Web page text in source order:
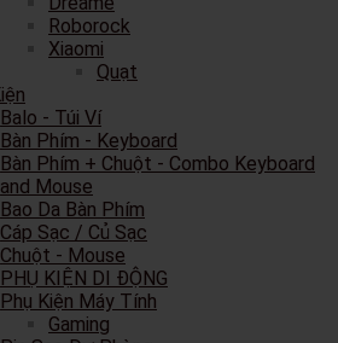
Roborock
Xiaomi
Quạt
Balo - Túi Ví
Bàn Phím - Keyboard
Bàn Phím + Chuột - Combo Keyboard
and Mouse
Bao Da Bàn Phím
Cáp Sạc / Củ Sạc
Chuột - Mouse
PHỤ KIỆN DI ĐỘNG
Phụ Kiện Máy Tính
Gaming